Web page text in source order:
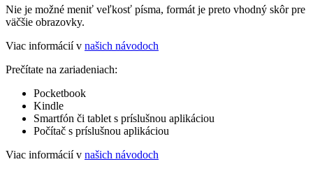
Nie je možné meniť veľkosť písma, formát je preto vhodný skôr pre
väčšie obrazovky.
Viac informácií v našich návodoch
Prečítate na zariadeniach:
Pocketbook
Kindle
Smartfón či tablet s príslušnou aplikáciou
Počítač s príslušnou aplikáciou
Viac informácií v našich návodoch